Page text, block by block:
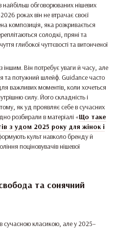
найбільш обговорюваних нішевих
роках він не втрачає своєї
композиція, яка розкривається
солодкі, пряні та
глибокої чуттєвості та витонченої
Він потребує уваги й часу, але
та потужний шлейф. Guidance часто
важливих моментів, коли хочеться
силу. Його складність і
як уд проявляє себе в сучасних
розбирали в матеріалі «Що таке
з удом 2025 року для жінок і
культ навколо бренду й
поціновувачів нішевої
та сонячний
сучасною класикою, але у 2025–